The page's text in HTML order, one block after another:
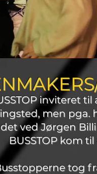
inviteret
men
ved Jørgen
BUSSTOP kom til
tog